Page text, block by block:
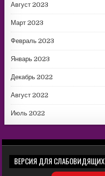
Август 2023
Март 2023
Февраль 2023
Январь 2023
Декабрь 2022
Август 2022
Июль 2022
ВЕРСИЯ ДЛЯ СЛАБОВИДЯЩИХ